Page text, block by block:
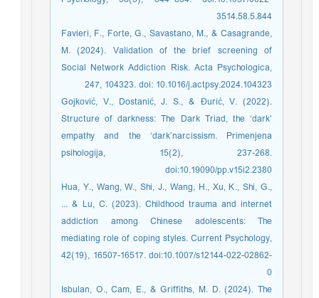
3514.58.5.844
Favieri, F., Forte, G., Savastano, M., & Casagrande,
M. (2024). Validation of the brief screening of
Social Network Addiction Risk. Acta Psychologica,
247, 104323. doi: 10.1016/j.actpsy.2024.104323
Gojković, V., Dostanić, J. S., & Đurić, V. (2022).
Structure of darkness: The Dark Triad, the ‘dark’
empathy and the ‘dark’narcissism. Primenjena
psihologija, 15(2), 237-268.
doi:10.19090/pp.v15i2.2380
Hua, Y., Wang, W., Shi, J., Wang, H., Xu, K., Shi, G.,
... & Lu, C. (2023). Childhood trauma and internet
addiction among Chinese adolescents: The
mediating role of coping styles. Current Psychology,
42(19), 16507-16517. doi:10.1007/s12144-022-02862-
0
Isbulan, O., Cam, E., & Griffiths, M. D. (2024). The